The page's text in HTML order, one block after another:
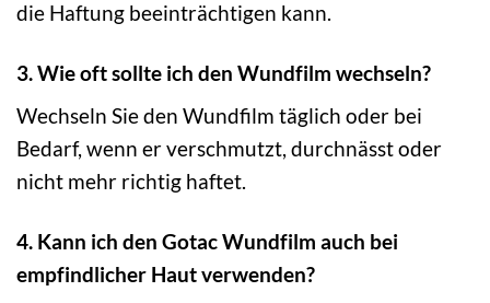
die Haftung beeinträchtigen kann.
3. Wie oft sollte ich den Wundfilm wechseln?
Wechseln Sie den Wundfilm täglich oder bei
Bedarf, wenn er verschmutzt, durchnässt oder
nicht mehr richtig haftet.
4. Kann ich den Gotac Wundfilm auch bei
empfindlicher Haut verwenden?